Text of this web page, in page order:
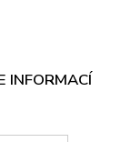
INFORMACÍ